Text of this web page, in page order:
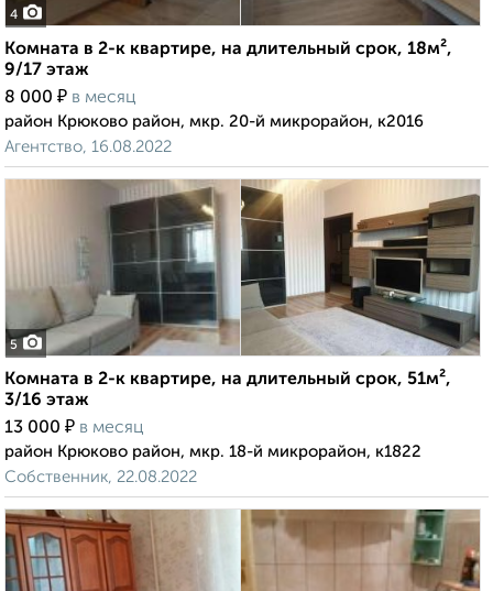
4
Комната в 2-к квартире, на длительный срок, 18м²,
9/17 этаж
8 000 ₽ в месяц
район Крюково район, мкр. 20-й микрорайон, к2016
Агентство, 16.08.2022
5
Комната в 2-к квартире, на длительный срок, 51м²,
3/16 этаж
13 000 ₽ в месяц
район Крюково район, мкр. 18-й микрорайон, к1822
Собственник, 22.08.2022